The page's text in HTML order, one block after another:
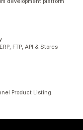
FTP, API & Stores
Product Listing.